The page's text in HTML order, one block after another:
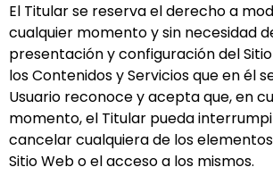
El Titular se reserva el derecho a
cualquier momento y sin necesidad
presentación y configuración del
los Contenidos y Servicios que en él
Usuario reconoce y acepta que, en
momento, el Titular pueda
cancelar cualquiera de los
Sitio Web o el acceso a los mismos.